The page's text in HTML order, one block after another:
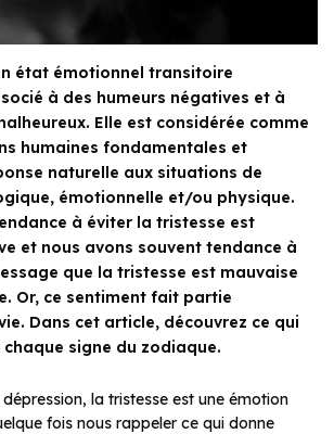
état émotionnel transitoire
à des humeurs négatives et à
Elle est considérée comme
humaines fondamentales et
naturelle aux situations de
émotionnelle et/ou physique.
à éviter la tristesse est
et nous avons souvent tendance à
que la tristesse est mauvaise
Or, ce sentiment fait partie
Dans cet article, découvrez ce qui
signe du zodiaque.
la tristesse est une émotion
fois nous rappeler ce qui donne